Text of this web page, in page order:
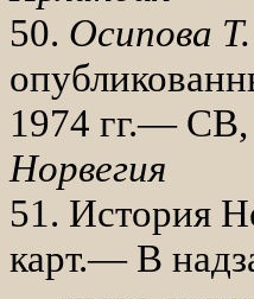
50. Осипова
1974 гг.—
Норвегия
51. История
карт.— В